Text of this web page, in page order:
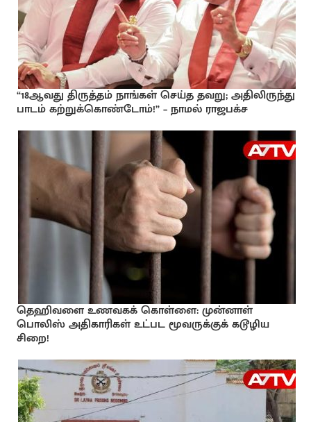
“18ஆவது திருத்தம் நாங்கள் செய்த தவறு; அதிலிருந்து
பாடம் கற்றுக்கொண்டோம்!” – நாமல் ராஜபக்ச
தெஹிவளை உணவகக் கொள்ளை: முன்னாள்
பொலிஸ் அதிகாரிகள் உட்பட மூவருக்குக் கடூழிய
சிறை!